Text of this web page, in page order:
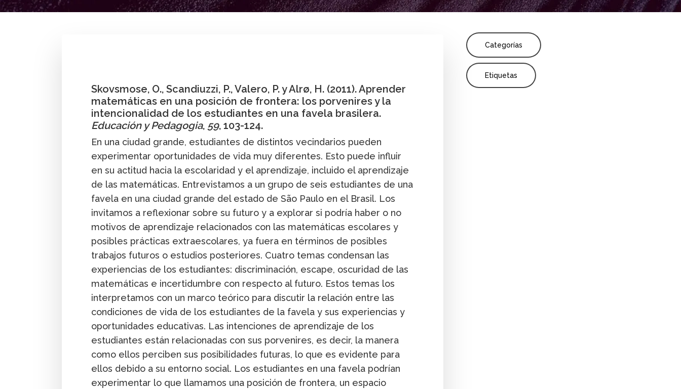
Investigación Publicación
Skovsmose, O., Scandiuzzi, P., Valero, P. y Alrø, H. (2011). Aprender
matemáticas en una posición de frontera: los porvenires y la
intencionalidad de los estudiantes en una favela brasilera.
Educación y Pedagogia, 59, 103-124.
En una ciudad grande, estudiantes de distintos vecindarios pueden
experimentar oportunidades de vida muy diferentes. Esto puede influir
en su actitud hacia la escolaridad y el aprendizaje, incluido el aprendizaje
de las matemáticas. Entrevistamos a un grupo de seis estudiantes de una
favela en una ciudad grande del estado de São Paulo en el Brasil. Los
invitamos a reflexionar sobre su futuro y a explorar si podría haber o no
motivos de aprendizaje relacionados con las matemáticas escolares y
posibles prácticas extraescolares, ya fuera en términos de posibles
trabajos futuros o estudios posteriores. Cuatro temas condensan las
experiencias de los estudiantes: discriminación, escape, oscuridad de las
matemáticas e incertidumbre con respecto al futuro. Estos temas los
interpretamos con un marco teórico para discutir la relación entre las
condiciones de vida de los estudiantes de la favela y sus experiencias y
oportunidades educativas. Las intenciones de aprendizaje de los
estudiantes están relacionadas con sus porvenires, es decir, la manera
como ellos perciben sus posibilidades futuras, lo que es evidente para
ellos debido a su entorno social. Los estudiantes en una favela podrían
experimentar lo que llamamos una posición de frontera, un espacio
Categorías
Etiquetas